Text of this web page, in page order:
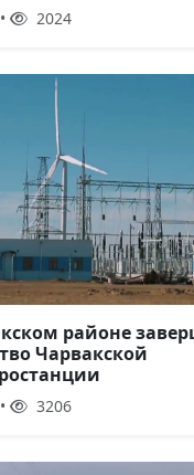
2024
районе
Чарвакской
3206